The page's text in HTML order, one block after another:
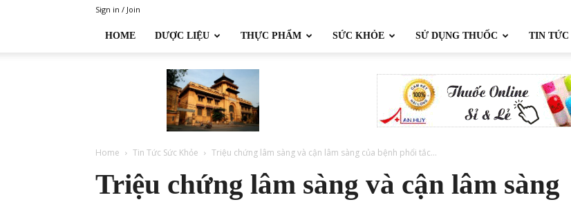
Sign in / Join
HOME DƯỢC LIỆU THỰC PHẨM SỨC KHỎE SỬ DỤNG THUỐC TIN TỨC
Home Tin Tức Sức Khỏe Triệu chứng lâm sàng và cận lâm sàng của bệnh phổi tắc...
Triệu chứng lâm sàng và cận lâm sàng